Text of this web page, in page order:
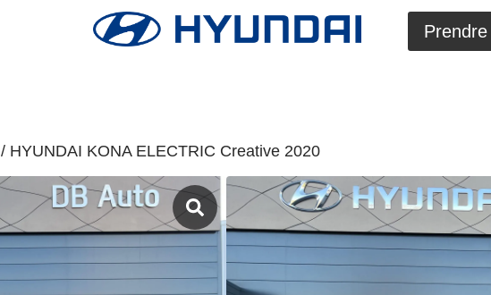
/ HYUNDAI KONA ELECTRIC Creative 2020
Disponible chez HYUNDAI
21300 Chenôve
HYUNDAI
ELECTRIC
Kona Electrique 39 kWh –